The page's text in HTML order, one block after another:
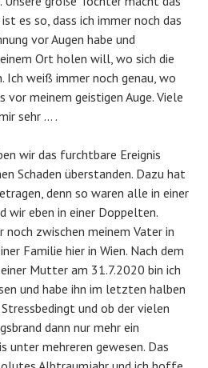
es so, dass ich immer noch das
vor Augen habe und
Ort holen will, wo sich die
Ich weiß immer noch genau, wo
vor meinem geistigen Auge. Viele
sehr … .
wir das furchtbare Ereignis
Schaden überstanden. Dazu hat
denn so waren alle in einer
wir eben in einer Doppelten.
zwischen meinem Vater in
Familie hier in Wien. Nach dem
Mutter am 31.7.2020 bin ich
und habe ihn im letzten halben
und ob der vielen
dann nur mehr ein
unter mehreren gewesen. Das